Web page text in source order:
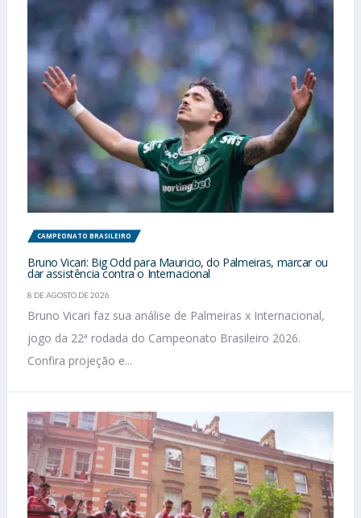
CAMPEONATO BRASILEIRO
Bruno Vicari: Big Odd para Mauricio, do Palmeiras, marcar ou
dar assistência contra o Internacional
8 DE AGOSTO DE 2026
Bruno Vicari faz sua análise de Palmeiras x Internacional,
jogo da 22ª rodada do Campeonato Brasileiro 2026.
Confira projeção e...